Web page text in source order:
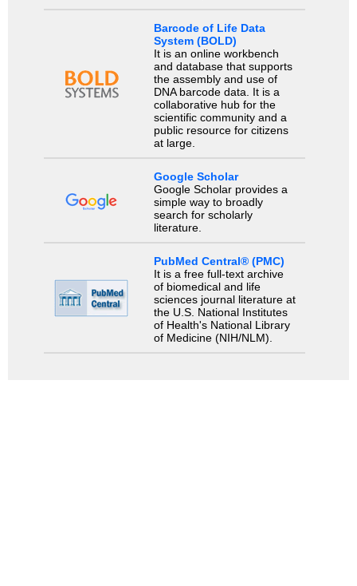
Barcode of Life Data
System (BOLD)
It is an online workbench
and database that supports
the assembly and use of
DNA barcode data. It is a
collaborative hub for the
scientific community and a
public resource for citizens
at large.
Google Scholar
Google Scholar provides a
simple way to broadly
search for scholarly
literature.
PubMed Central® (PMC)
It is a free full-text archive
of biomedical and life
sciences journal literature at
the U.S. National Institutes
of Health's National Library
of Medicine (NIH/NLM).